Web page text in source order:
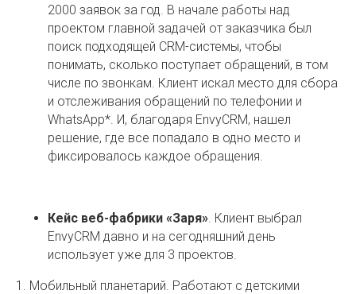
2000 заявок за год. В начале работы над
проектом главной задачей от заказчика был
поиск подходящей CRM-системы, чтобы
понимать, сколько поступает обращений, в том
числе по звонкам. Клиент искал место для сбора
и отслеживания обращений по телефонии и
WhatsApp*. И, благодаря EnvyCRM, нашел
решение, где все попадало в одно место и
фиксировалось каждое обращения.
Кейс веб-фабрики «Заря». Клиент выбрал
EnvyCRM давно и на сегодняшний день
использует уже для 3 проектов.
1. Мобильный планетарий. Работают с детскими